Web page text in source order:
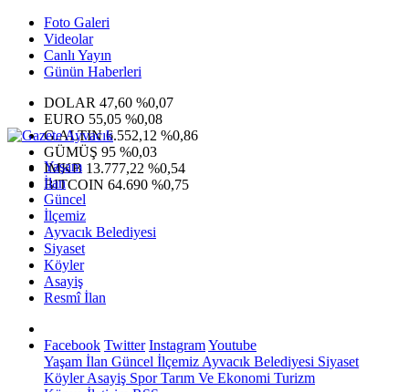
Foto Galeri
Videolar
Canlı Yayın
Günün Haberleri
DOLAR 47,60 %0,07
EURO 55,05 %0,08
G.ALTIN6.552,12 %0,86
GÜMÜŞ 95 %0,03
IMKB 13.777,22 %0,54
BITCOIN 64.690 %0,75
Yaşam
İlan
Güncel
İlçemiz
Ayvacık Belediyesi
Siyaset
Köyler
Asayiş
Resmî İlan
Facebook Twitter InstagramYoutube
Yaşam İlan Güncel İlçemiz Ayvacık Belediyesi Siyaset
KöylerAsayiş SporTarım Ve Ekonomi Turizm